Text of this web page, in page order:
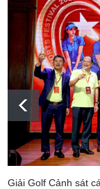
Giải Golf Cảnh sát